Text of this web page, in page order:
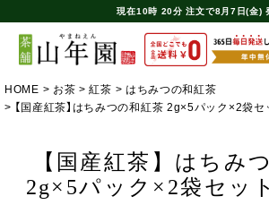
現在10時 20分 注文で8月7日(金)
HOME お茶 紅茶
はちみつの和紅茶
【国産紅茶】はちみつの和紅茶 2g×5パック×2袋
【国産紅茶】はちみ
2g×5パック×2袋セッ